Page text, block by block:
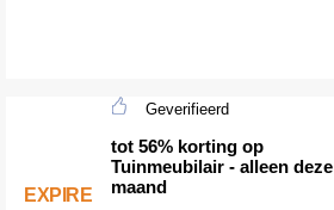
EXPIRE
Geverifieerd
tot 56% korting op
Tuinmeubilair - alleen deze
maand